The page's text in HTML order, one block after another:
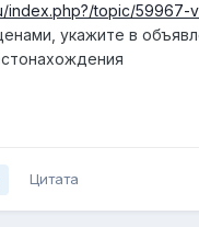
index.php?/topic/
укажите в
Цитата